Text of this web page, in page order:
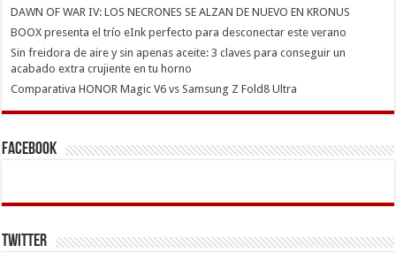
DAWN OF WAR IV: LOS NECRONES SE ALZAN DE NUEVO EN KRONUS
BOOX presenta el trío eInk perfecto para desconectar este verano
Sin freidora de aire y sin apenas aceite: 3 claves para conseguir un
acabado extra crujiente en tu horno
Comparativa HONOR Magic V6 vs Samsung Z Fold8 Ultra
Facebook
Twitter